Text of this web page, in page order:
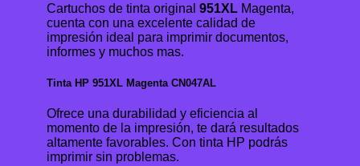
Cartuchos de tinta original 951XL Magenta,
cuenta con una excelente calidad de
impresión ideal para imprimir documentos,
informes y muchos mas.
Tinta HP 951XL Magenta CN047AL
Ofrece una durabilidad y eficiencia al
momento de la impresión, te dará resultados
altamente favorables. Con tinta HP podrás
imprimir sin problemas.